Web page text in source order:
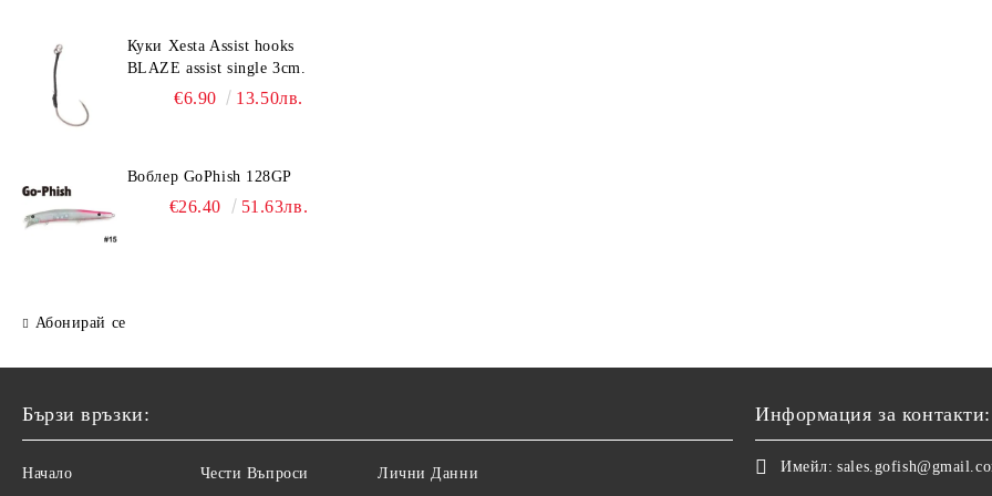
Куки Xesta Assist hooks
BLAZE assist single 3cm.
€6.90 13.50лв.
Воблер GoPhish 128GP
€26.40 51.63лв.
Абонирай се
Бързи връзки:
Начало Чести Въпроси Лични Данни
Информация за контакти:
Имейл: